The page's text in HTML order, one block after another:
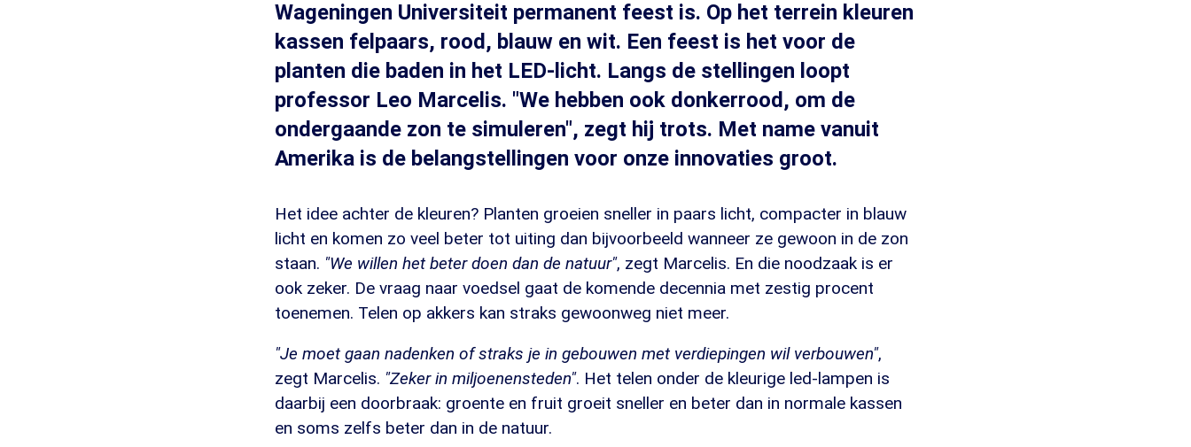
Wageningen Universiteit permanent feest is. Op het terrein kleuren
kassen felpaars, rood, blauw en wit. Een feest is het voor de
planten die baden in het LED-licht. Langs de stellingen loopt
professor Leo Marcelis. "We hebben ook donkerrood, om de
ondergaande zon te simuleren", zegt hij trots. Met name vanuit
Amerika is de belangstellingen voor onze innovaties groot.
Het idee achter de kleuren? Planten groeien sneller in paars licht, compacter in blauw
licht en komen zo veel beter tot uiting dan bijvoorbeeld wanneer ze gewoon in de zon
staan. "We willen het beter doen dan de natuur", zegt Marcelis. En die noodzaak is er
ook zeker. De vraag naar voedsel gaat de komende decennia met zestig procent
toenemen. Telen op akkers kan straks gewoonweg niet meer.
"Je moet gaan nadenken of straks je in gebouwen met verdiepingen wil verbouwen",
zegt Marcelis. "Zeker in miljoenensteden". Het telen onder de kleurige led-lampen is
daarbij een doorbraak: groente en fruit groeit sneller en beter dan in normale kassen
en soms zelfs beter dan in de natuur.